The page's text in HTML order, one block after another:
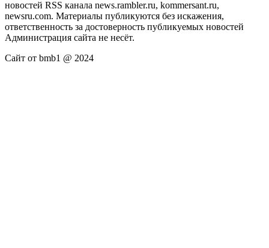
новостей RSS канала news.rambler.ru, kommersant.ru,
newsru.com. Материалы публикуются без искажения,
ответственность за достоверность публикуемых новостей
Администрация сайта не несёт.
Сайт от bmb1 @ 2024